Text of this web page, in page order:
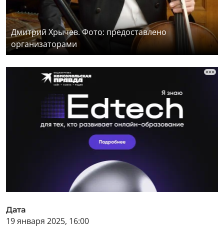
Дмитрий Хрычев. Фото: предоставлено
организаторами
Дата
19 января 2025, 16:00